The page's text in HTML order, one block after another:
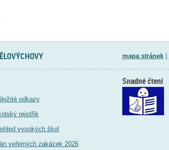
mapa stránek|
odkazy
rejstřík
vysokých škol
veřejných zakázek 2026
Snadné čtení